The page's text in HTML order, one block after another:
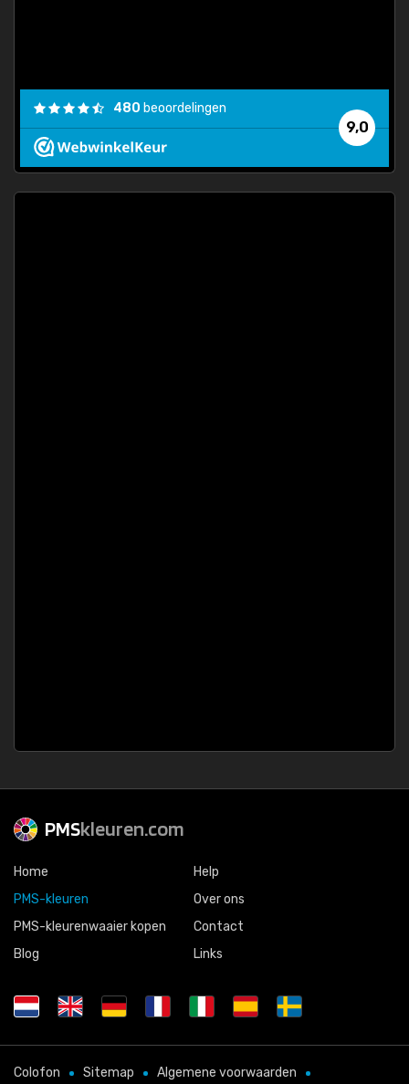
9,0
480 beoordelingen
PMSkleuren.com
Home
PMS-kleuren
PMS-kleurenwaaier kopen
Blog
Help
Over ons
Contact
Links
Colofon Sitemap Algemene voorwaarden